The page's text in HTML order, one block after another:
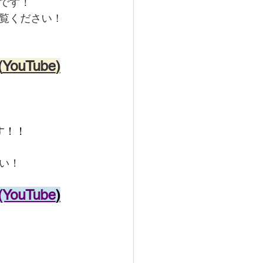
ください！
YouTube)
！
！
)